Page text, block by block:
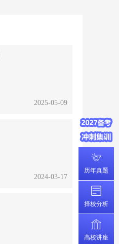
2025-05-09
2024-03-17
历年真题
择校分析
高校讲座